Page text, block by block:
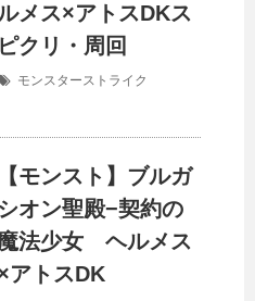
メス×アトスDKス
ピクリ・周回
モンスターストライク
【モンスト】ブルガ
シオン聖殿−契約の
魔法少女 ヘルメス
アトスDK